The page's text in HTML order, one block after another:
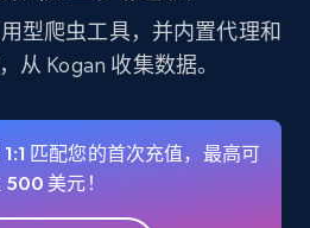
- Collect profile
account, Is
型爬虫工具，并内置代理和
从 Kogan 收集数据。
匹配您的首次充值，最高可
500 美元！